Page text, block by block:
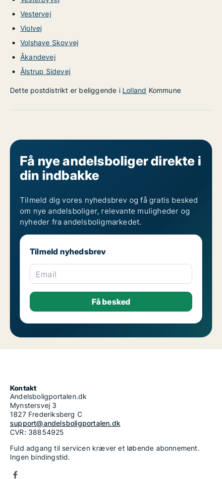
Vestervej
Violvej
Volshave Skovvej
Åkandevej
Ålstrup Sidevej
Dette postdistrikt er beliggende i Lolland Kommune
Få nye andelsboliger direkte i
din indbakke
Tilmeld dig vores nyhedsbrev og få gratis besked
om nye andelsboliger, relevante muligheder og
nyheder fra andelsboligmarkedet.
Tilmeld nyhedsbrev
Email
Kontakt
Andelsboligportalen.dk
Mynstersvej 3
1827 Frederiksberg C
support@andelsboligportalen.dk
CVR: 38854925
Fuld adgang til servicen kræver et løbende abonnement.
Ingen bindingstid.